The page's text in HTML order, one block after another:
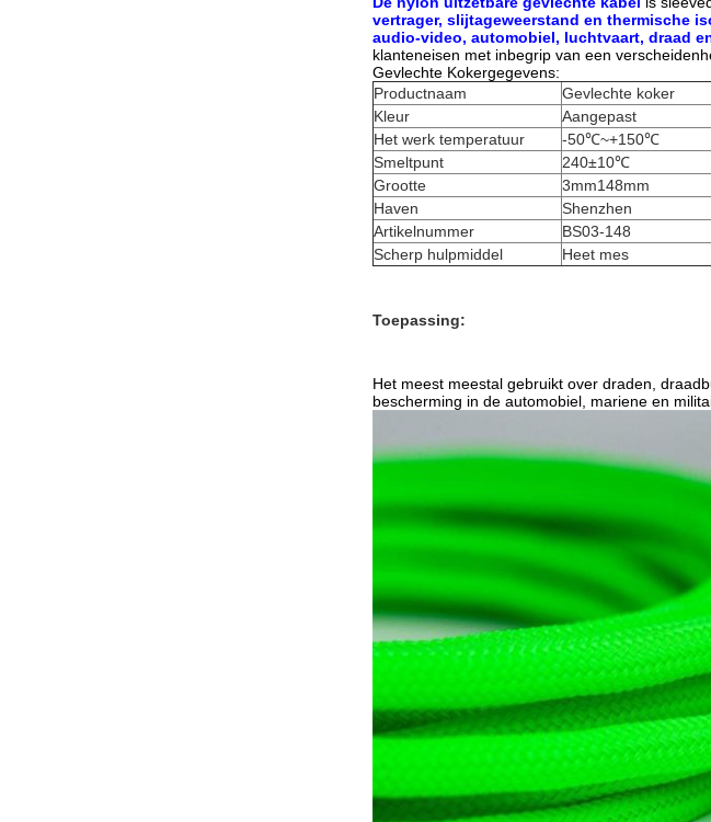
vertrager, slijtageweerstand en thermische
audio-video, automobiel, luchtvaart, draad
klanteneisen met inbegrip van een
Gevlechte Kokergegevens:
Productnaam
Gevlechte koker
Kleur
Aangepast
Het werk temperatuur
-50℃~+150℃
Smeltpunt
240±10℃
Grootte
3mm148mm
Haven
Shenzhen
Artikelnummer
BS03-148
Scherp hulpmiddel
Heet mes
Toepassing:
Het meest meestal gebruikt over draden,
bescherming in de automobiel, mariene en